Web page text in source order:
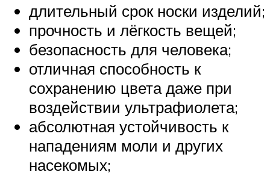
длительный срок носки изделий;
прочность и лёгкость вещей;
безопасность для человека;
отличная способность к
сохранению цвета даже при
воздействии ультрафиолета;
абсолютная устойчивость к
нападениям моли и других
насекомых;